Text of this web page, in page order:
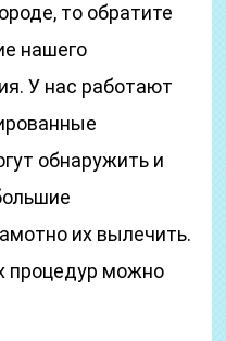
то обратите
нашего
У нас работают
обнаружить и
их вылечить.
процедур можно